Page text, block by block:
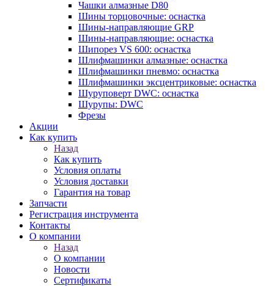
Чашки алмазные D80
Шины торцовочные: оснастка
Шины-направляющие GRP
Шины-направляющие: оснастка
Шипорез VS 600: оснастка
Шлифмашинки алмазные: оснастка
Шлифмашинки пневмо: оснастка
Шлифмашинки эксцентриковые: оснастка
Шуруповерт DWC: оснастка
Шурупы: DWC
Фрезы
Акции
Как купить
Назад
Как купить
Условия оплаты
Условия доставки
Гарантия на товар
Запчасти
Регистрация инструмента
Контакты
О компании
Назад
О компании
Новости
Сертификаты